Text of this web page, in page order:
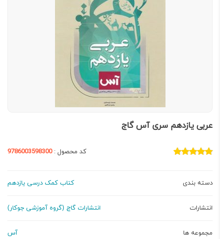
عربی یازدهم سری آس گاج
کد محصول :9786003598300
دسته بندی کتاب کمک درسی یازدهم
انتشارات انتشارات گاج (گروه آموزشی جوکار)
مجموعه ها آس